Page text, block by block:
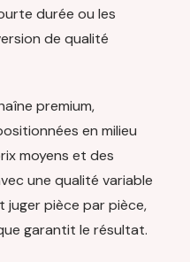
durée ou les
de qualité
premium,
en milieu
moyens et des
une qualité variable
juger pièce par pièce,
garantit le résultat.